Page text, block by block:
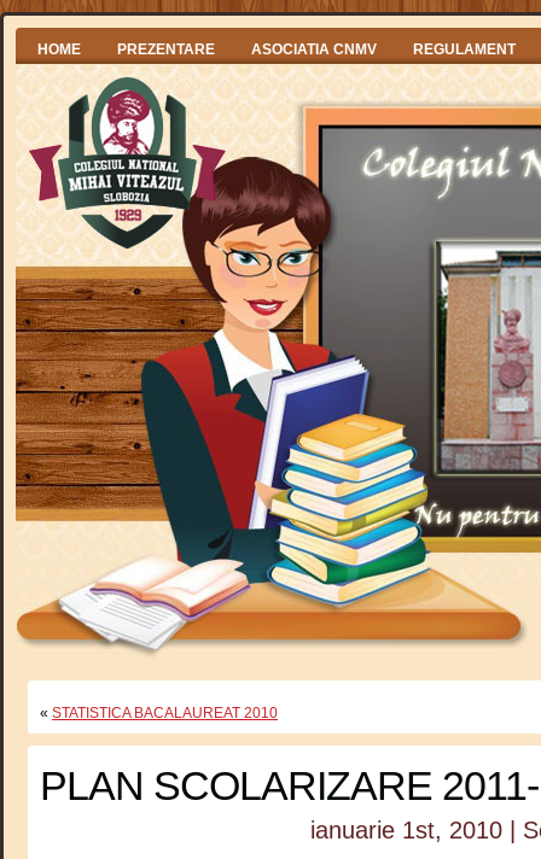
HOME PREZENTARE ASOCIATIA CNMV REGULAMENT
« STATISTICA BACALAUREAT 2010
PLAN SCOLARIZARE
ianuarie 1st, 2010 |